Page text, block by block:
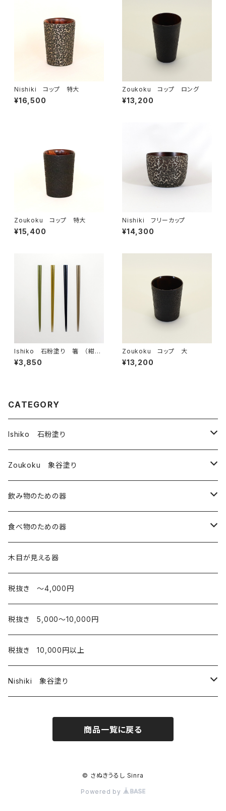
Nishiki コップ 特大
¥16,500
Zoukoku コップ ロング
¥13,200
Zoukoku コップ 特大
¥15,400
Nishiki フリーカップ
¥14,300
Ishiko 石粉塗り 箸 （紺・
黄・白・緑）
¥3,850
Zoukoku コップ 大
¥13,200
CATEGORY
Ishiko 石粉塗り
皿
コップ
箸・その他
椀
弁当箱
Zoukoku 象谷塗り
酒器
コップ
飲み物のための器
コップ・湯のみ
酒器
食べ物のための器
皿
カップ
お椀
弁当箱
木目が見える器
税抜き 〜4,000円
税抜き 5,000〜10,000円
税抜き 10,000円以上
Nishiki 象谷塗り
商品一覧に戻る
© さぬきうるし Sinra
Powered by